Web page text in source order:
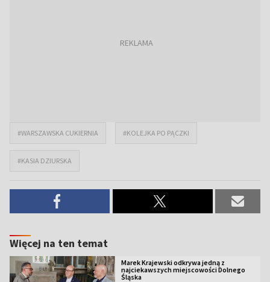
#WARSZAWSKA CUKIERNIA #KOLEJKA PO PĄCZKI
#KASIA DZIURSKA
Więcej na ten temat
Marek Krajewski odkrywa jedną z
najciekawszych miejscowości Dolnego
Śląska